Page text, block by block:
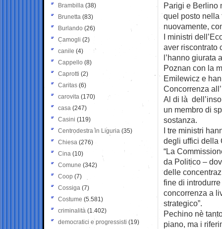
Parigi e Berlino
quel posto nella
nuovamente,
I ministri
aver riscontrato
l’hanno giurata
Poznan con la
Emilewicz e
Concorrenza
Al di là
un membro di
sostanza.
I tre ministri
degli uffici della
“La
da Politico –
delle
fine di
concorrenza a
strategico”.
Pechino nè
piano, ma i
Brambilla (38)
Brunetta (83)
Burlando (26)
Camogli (2)
canile (4)
Cappello (8)
Caprotti (2)
Caritas (6)
carovita (170)
casa (247)
Casini (119)
Centrodestra in Liguria (35)
Chiesa (276)
Cina (10)
Comune (342)
Coop (7)
Cossiga (7)
Costume (5.581)
criminalità (1.402)
democratici e progressisti (19)